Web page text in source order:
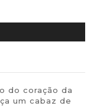
do coração da
um cabaz de